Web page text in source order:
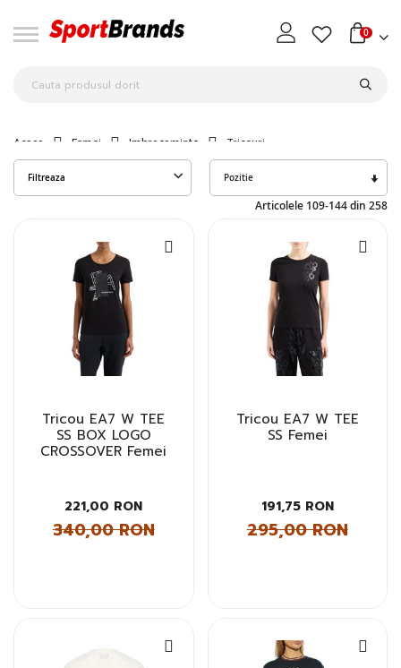
0
Acasa Femei Imbracaminte Tricouri
Filtreaza
Articolele 109-144din 258
Tricou EA7 W TEE
SS BOX LOGO
CROSSOVER Femei
221,00 RON
340,00 RON
Tricou EA7 W TEE
SS Femei
191,75 RON
295,00 RON